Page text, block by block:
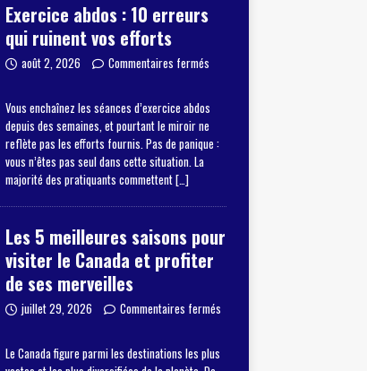
Exercice abdos : 10 erreurs
qui ruinent vos efforts
août 2, 2026 Commentaires fermés
Vous enchaînez les séances d’exercice abdos
depuis des semaines, et pourtant le miroir ne
reflète pas les efforts fournis. Pas de panique :
vous n’êtes pas seul dans cette situation. La
majorité des pratiquants commettent[…]
Les 5 meilleures saisons pour
visiter le Canada et profiter
de ses merveilles
juillet 29, 2026 Commentaires fermés
Le Canada figure parmi les destinations les plus